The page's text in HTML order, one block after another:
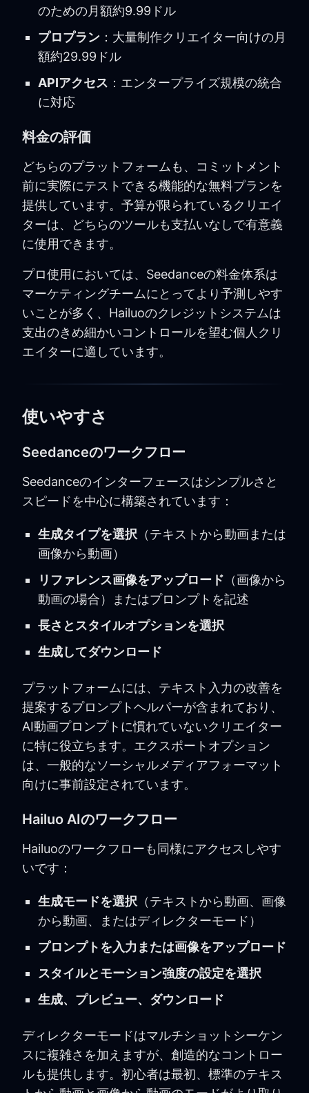
のための月額約9.99ドル
プロプラン：大量制作クリエイター向けの月
額約29.99ドル
APIアクセス ：エンタープライズ規模の統合
に対応
料金の評価
どちらのプラットフォームも、コミットメント
前に実際にテストできる機能的な無料プランを
提供しています。予算が限られているクリエイ
ターは、どちらのツールも支払いなしで有意義
に使用できます。
プロ使用においては、Seedanceの料金体系は
マーケティングチームにとってより予測しやす
いことが多く、Hailuoのクレジットシステムは
支出のきめ細かいコントロールを望む個人クリ
エイターに適しています。
使いやすさ
Seedanceのワークフロー
Seedanceのインターフェースはシンプルさと
スピードを中心に構築されています：
生成タイプを選択 （テキストから動画または
画像から動画）
リファレンス画像をアップロード （画像から
動画の場合）またはプロンプトを記述
長さとスタイルオプションを選択
生成してダウンロード
プラットフォームには、テキスト入力の改善を
提案するプロンプトヘルパーが含まれており、
AI動画プロンプトに慣れていないクリエイター
に特に役立ちます。エクスポートオプション
は、一般的なソーシャルメディアフォーマット
向けに事前設定されています。
Hailuo AIのワークフロー
Hailuoのワークフローも同様にアクセスしやす
いです：
生成モードを選択 （テキストから動画、画像
から動画、またはディレクターモード）
プロンプトを入力または画像をアップロード
スタイルとモーション強度の設定を選択
生成、プレビュー、ダウンロード
ディレクターモードはマルチショットシーケン
スに複雑さを加えますが、創造的なコントロー
ルも提供します。初心者は最初、標準のテキス